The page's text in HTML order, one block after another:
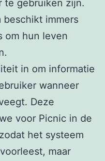
te gebruiken zijn.
beschikt immers
om hun leven
in om informatie
wanneer
Deze
voor Picnic in de
het systeem
maar